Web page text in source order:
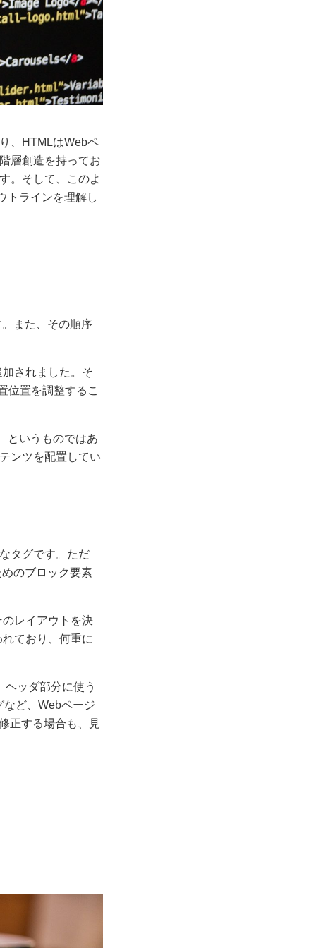
、HTMLはWebペ
層創造を持ってお
。そして、このよ
トラインを理解し
また、その順序
されました。そ
位置を調整するこ
というものではあ
ンツを配置してい
タグです。ただ
のブロック要素
レイアウトを決
ており、何重に
ッダ部分に使う
ど、Webページ
正する場合も、見